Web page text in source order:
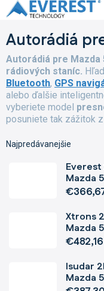
Prejsť
na
Autorádiá
Autorádiá pre Mazda
rádiových staníc.
Bluetooth, GPS
alebo ďalšie
vyberiete model
posuniete tak zážitok
Najpredávanejšie
Everest
Mazda
Xtrons
Mazda
€482,16
Isudar
Mazda